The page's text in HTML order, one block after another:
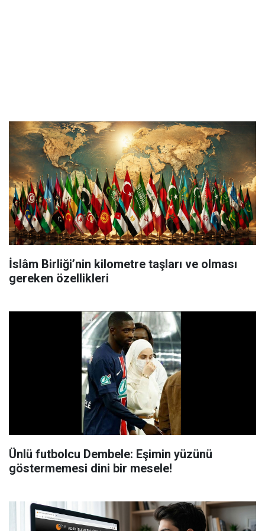
İslâm Birliği’nin kilometre taşları ve olması
gereken özellikleri
Ünlü futbolcu Dembele: Eşimin yüzünü
göstermemesi dini bir mesele!